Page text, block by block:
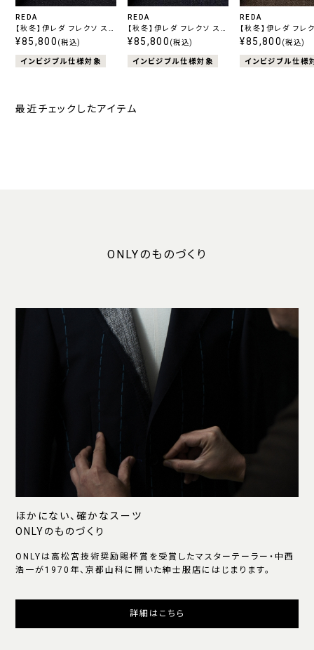
REDA
【秋冬】伊レダ フレクソ スト
レッチ ネイビー
¥85,800 (税込)
インビジブル仕様対象
REDA
【秋冬】伊レダ フレクソ スト
レッチ ブルー
¥85,800 (税込)
インビジブル仕様対象
REDA
【秋冬】伊レダ フレ
レッチ ブラウン
¥85,800 (税込)
インビジブル仕様
最近チェックしたアイテム
ONLYのものづくり
ほかにない、確かなスーツ
ONLYのものづくり
ONLYは高松宮技術奨励賜杯賞を受賞したマスターテーラー・中西
浩一が1970年、京都山科に開いた紳士服店にはじまります。
詳細はこちら